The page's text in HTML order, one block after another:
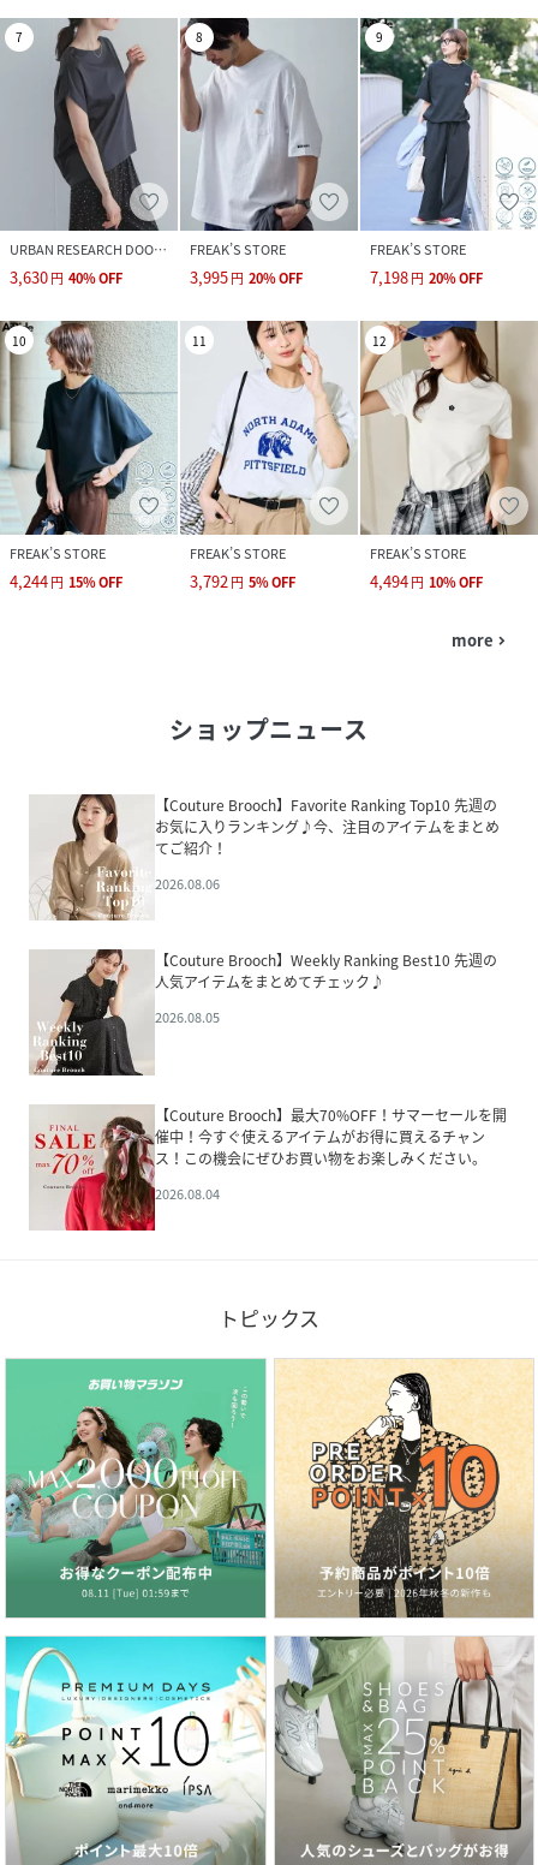
7
URBAN RESEARCH DOORS
3,630円 40%OFF
8
FREAK’S STORE
3,995円 20%OFF
9
FREAK’S STORE
7,198円 20%OFF
10
FREAK’S STORE
4,244円 15%OFF
11
FREAK’S STORE
3,792円 5%OFF
12
FREAK’S STORE
4,494円 10%OFF
more navigate_next
ショップニュース
【Couture Brooch】Favorite Ranking Top10 先週の
お気に入りランキング♪今、注目のアイテムをまとめ
てご紹介！
2026.08.06
【Couture Brooch】Weekly Ranking Best10 先週の
人気アイテムをまとめてチェック♪
2026.08.05
【Couture Brooch】最大70%OFF！サマーセールを開
催中！今すぐ使えるアイテムがお得に買えるチャン
ス！この機会にぜひお買い物をお楽しみください。
2026.08.04
トピックス